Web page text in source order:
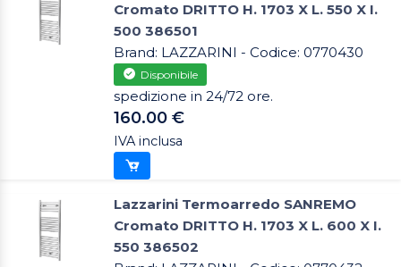
Cromato DRITTO H. 1703 X L. 550 X I.
500 386501
Brand: LAZZARINI - Codice: 0770430
Disponibile
spedizione in 24/72 ore.
160.00 €
IVA inclusa
Lazzarini Termoarredo SANREMO
Cromato DRITTO H. 1703 X L. 600 X I.
550 386502